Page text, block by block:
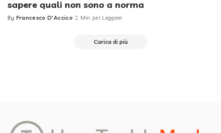
sapere quali non sono a norma
Posted
By Francesco D'Accico 2 Min per Leggere
Carica di più